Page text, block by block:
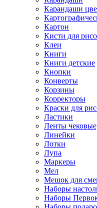
Карандаши
Картон
Кисти для
Клеи
Книги
Книги детские
Кнопки
Конверты
Корзины
Корректоры
Краски для
Ластики
Ленты
Линейки
Лотки
Лупа
Маркеры
Мел
Мешок для
Наборы
Наборы